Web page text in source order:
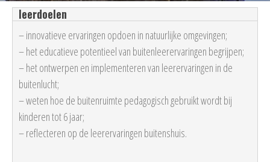
leerdoelen
– innovatieve ervaringen opdoen in natuurlijke omgevingen;
– het educatieve potentieel van buitenleerervaringen begrijpen;
– het ontwerpen en implementeren van leerervaringen in de
buitenlucht;
– weten hoe de buitenruimte pedagogisch gebruikt wordt bij
kinderen tot 6 jaar;
– reflecteren op de leerervaringen buitenshuis.